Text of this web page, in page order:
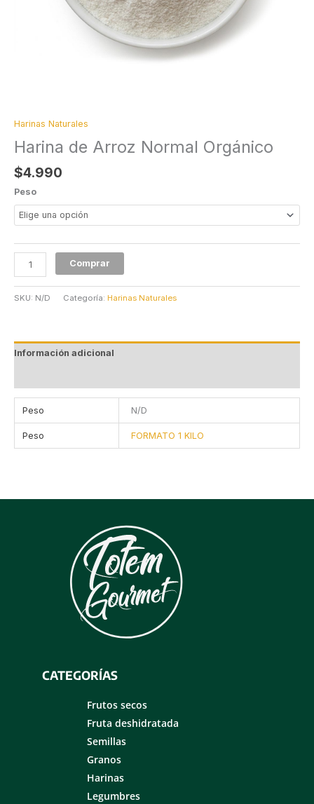
Harinas Naturales
Harina de Arroz Normal Orgánico
$4.990
Peso
Comprar
SKU: N/D Categoría: Harinas Naturales
Información adicional
Peso N/D
Peso FORMATO 1 KILO
CATEGORÍAS
Frutos secos
Fruta deshidratada
Semillas
Granos
Harinas
Legumbres